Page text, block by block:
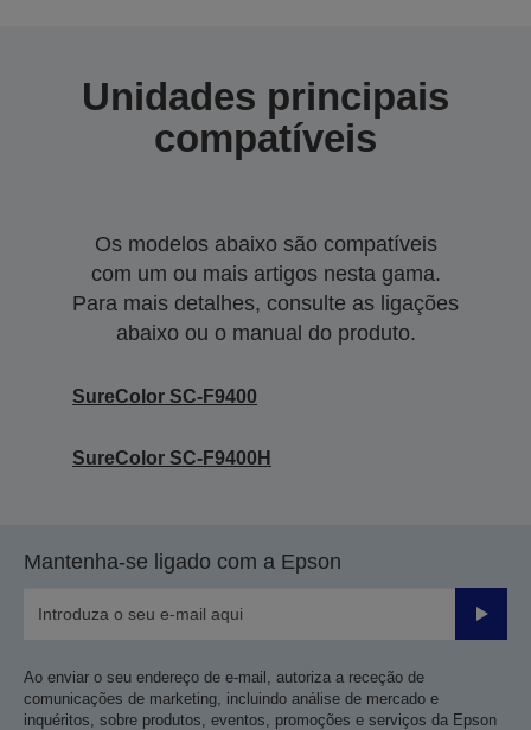
Unidades principais
compatíveis
Os modelos abaixo são compatíveis
com um ou mais artigos nesta gama.
Para mais detalhes, consulte as ligações
abaixo ou o manual do produto.
SureColor SC-F9400
SureColor SC-F9400H
Mantenha-se ligado com a Epson
Enviar
Ao enviar o seu endereço de e-mail, autoriza a receção de
comunicações de marketing, incluindo análise de mercado e
inquéritos, sobre produtos, eventos, promoções e serviços da Epson